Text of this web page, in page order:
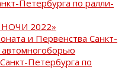
Петербурга по ралли-
2022»
и Первенства Санкт-
Петербурга по